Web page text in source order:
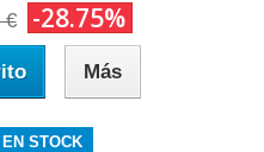
€ -28.75%
Más
EN STOCK